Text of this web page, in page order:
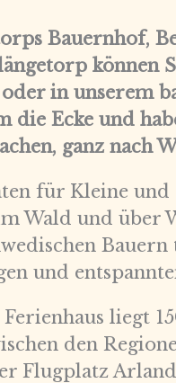
Bauernhof,
können
in unserem
die Ecke und
ganz nach
für Kleine und
Wald und über
und
liegt
den
Flugplatz